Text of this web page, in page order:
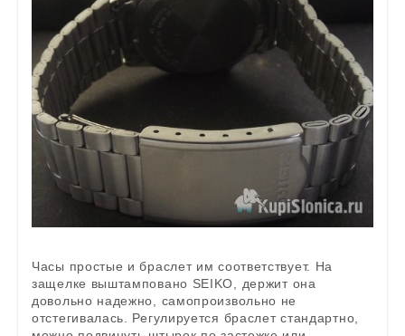
Часы простые и браслет им соответствует. На
защелке выштамповано SEIKO, держит она
довольно надежно, самопроизвольно не
отстегивалась. Регулируется браслет стандартно,